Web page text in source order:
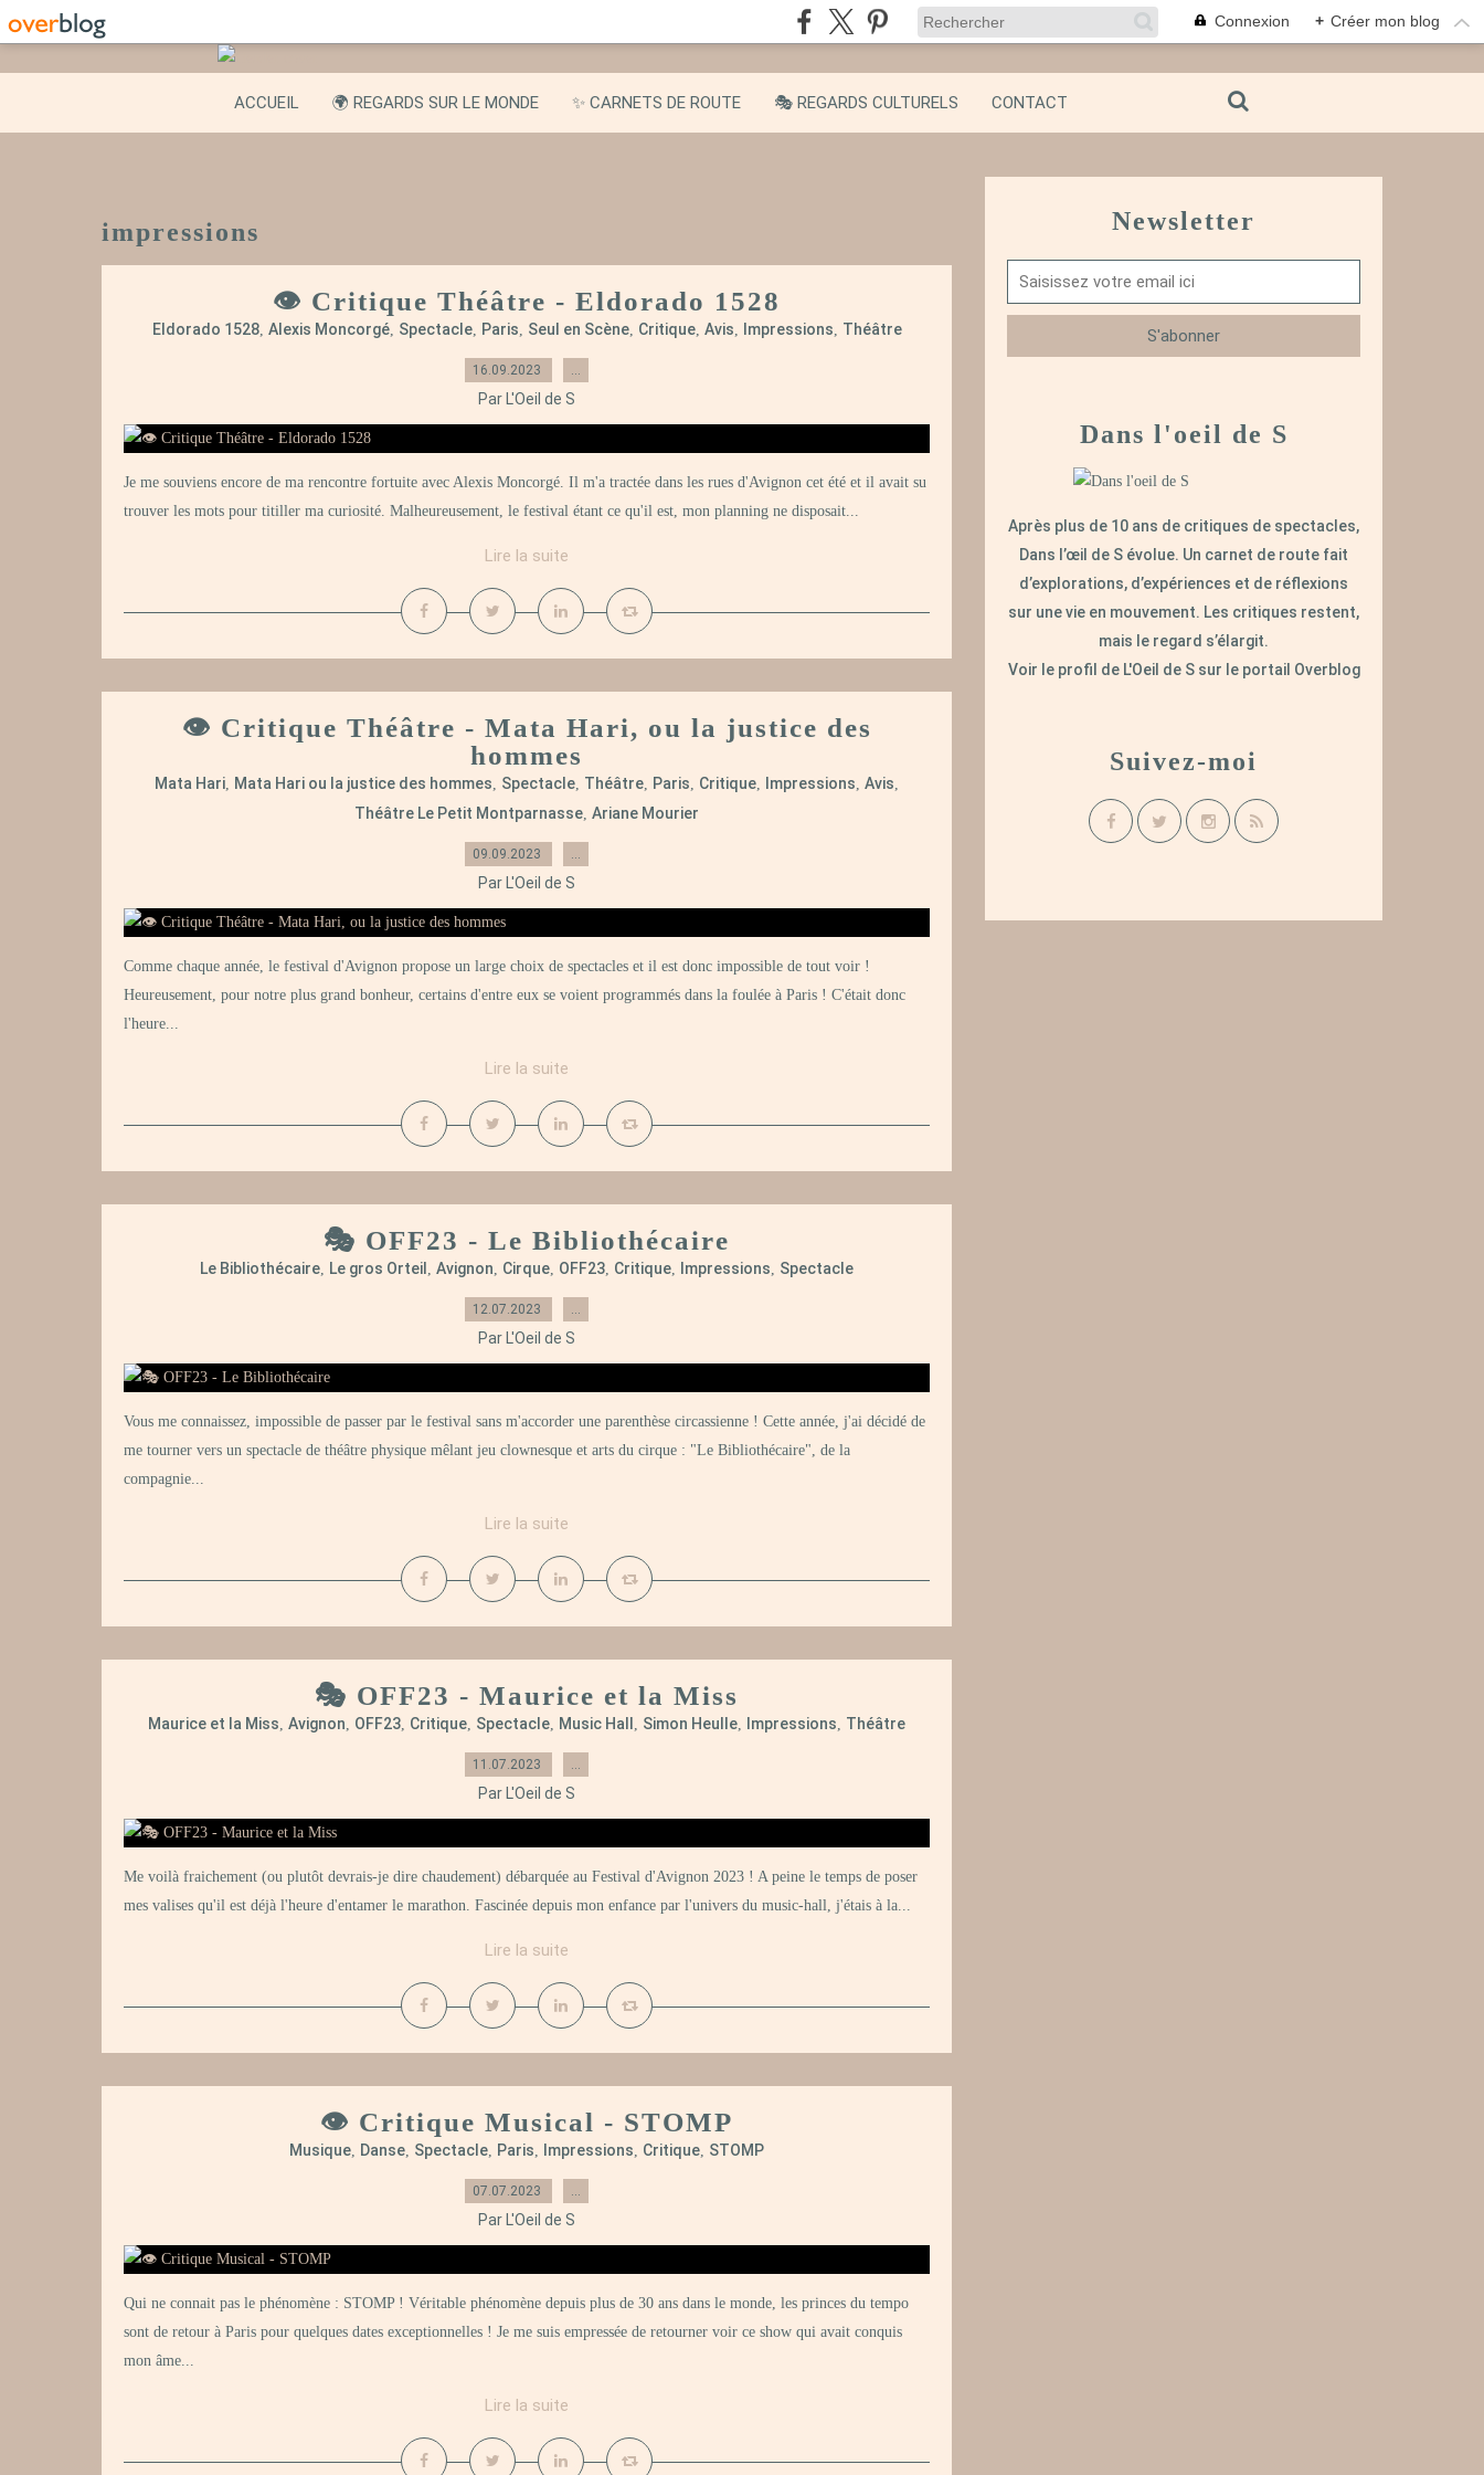
Connexion + Créer mon blog
ACCUEIL 🌍 REGARDS SUR LE MONDE ✨ CARNETS DE ROUTE 🎭 REGARDS CULTURELS CONTACT
impressions
👁️ Critique Théâtre - Eldorado 1528
Eldorado 1528, Alexis Moncorgé, Spectacle, Paris, Seul en Scène, Critique, Avis, Impressions, Théâtre
16.09.2023 …
Par L'Oeil de S
Je me souviens encore de ma rencontre fortuite avec Alexis Moncorgé. Il m'a tractée dans les rues d'Avignon cet été et il avait su
trouver les mots pour titiller ma curiosité. Malheureusement, le festival étant ce qu'il est, mon planning ne disposait...
Lire la suite
👁️ Critique Théâtre - Mata Hari, ou la justice des
hommes
Mata Hari, Mata Hari ou la justice des hommes, Spectacle, Théâtre, Paris, Critique, Impressions, Avis,
Théâtre Le Petit Montparnasse, Ariane Mourier
09.09.2023 …
Par L'Oeil de S
Comme chaque année, le festival d'Avignon propose un large choix de spectacles et il est donc impossible de tout voir !
Heureusement, pour notre plus grand bonheur, certains d'entre eux se voient programmés dans la foulée à Paris ! C'était donc
l'heure...
Lire la suite
🎭 OFF23 - Le Bibliothécaire
Le Bibliothécaire, Le gros Orteil , Avignon, Cirque, OFF23, Critique, Impressions, Spectacle
12.07.2023 …
Par L'Oeil de S
Vous me connaissez, impossible de passer par le festival sans m'accorder une parenthèse circassienne ! Cette année, j'ai décidé de
me tourner vers un spectacle de théâtre physique mêlant jeu clownesque et arts du cirque : "Le Bibliothécaire", de la
compagnie...
Lire la suite
🎭 OFF23 - Maurice et la Miss
Maurice et la Miss, Avignon, OFF23, Critique, Spectacle, Music Hall , Simon Heulle, Impressions, Théâtre
11.07.2023 …
Par L'Oeil de S
Me voilà fraichement (ou plutôt devrais-je dire chaudement) débarquée au Festival d'Avignon 2023 ! A peine le temps de poser
mes valises qu'il est déjà l'heure d'entamer le marathon. Fascinée depuis mon enfance par l'univers du music-hall, j'étais à la...
Lire la suite
👁️ Critique Musical - STOMP
Musique, Danse, Spectacle, Paris, Impressions, Critique, STOMP
07.07.2023 …
Par L'Oeil de S
Qui ne connait pas le phénomène : STOMP ! Véritable phénomène depuis plus de 30 ans dans le monde, les princes du tempo
sont de retour à Paris pour quelques dates exceptionnelles ! Je me suis empressée de retourner voir ce show qui avait conquis
mon âme...
Lire la suite
Newsletter
Dans l'oeil de S
Après plus de 10 ans de critiques de spectacles,
Dans l’œil de S évolue. Un carnet de route fait
d’explorations, d’expériences et de réflexions
sur une vie en mouvement. Les critiques restent,
mais le regard s’élargit.
Voir le profil de L'Oeil de Ssur le portail Overblog
Suivez-moi